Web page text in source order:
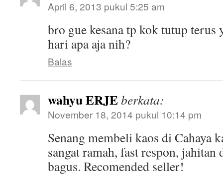
April 6, 2013 pukul 5:25 am
bro gue kesana tp kok tutup terus
hari apa aja nih?
Balas
wahyu ERJEberkata:
November 18, 2014 pukul 10:14 pm
Senang membeli kaos di Cahaya
sangat ramah, fast respon, jahitan
bagus. Recomended seller!